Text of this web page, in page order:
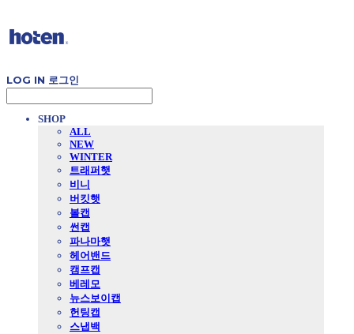
LOG IN 로그인
SHOP
ALL
NEW
WINTER
트래퍼햇
비니
버킷햇
볼캡
썬캡
파나마햇
헤어밴드
캠프캡
베레모
뉴스보이캡
헌팅캡
스냅백